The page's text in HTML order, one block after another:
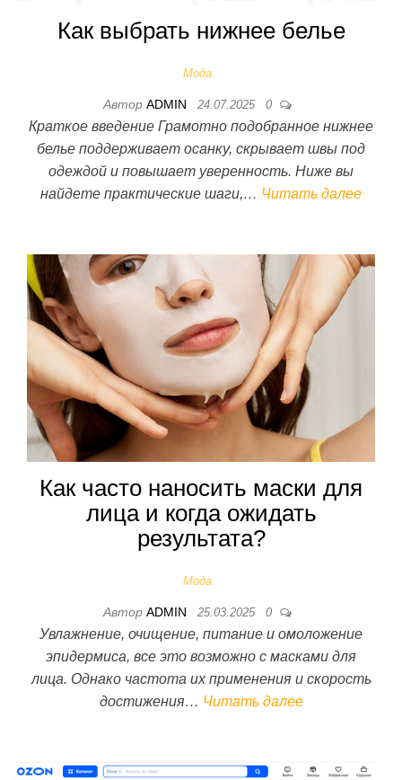
Как выбрать нижнее белье
Мода
Автор ADMIN 24.07.2025 0
Краткое введение Грамотно подобранное нижнее
белье поддерживает осанку, скрывает швы под
одеждой и повышает уверенность. Ниже вы
найдете практические шаги,… Читать далее
Как часто наносить маски для
лица и когда ожидать
результата?
Мода
Автор ADMIN 25.03.2025 0
Увлажнение, очищение, питание и омоложение
эпидермиса, все это возможно с масками для
лица. Однако частота их применения и скорость
достижения… Читать далее